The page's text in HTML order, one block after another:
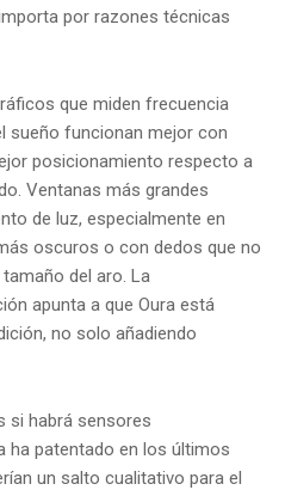
por razones técnicas
que miden frecuencia
sueño funcionan mejor con
posicionamiento respecto a
Ventanas más grandes
de luz, especialmente en
oscuros o con dedos que no
del aro. La
apunta a que Oura está
no solo añadiendo
si habrá sensores
ha patentado en los últimos
un salto cualitativo para el